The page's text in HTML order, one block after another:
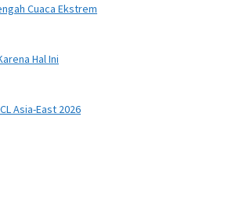
Cuaca Ekstrem
Hal Ini
Asia-East 2026